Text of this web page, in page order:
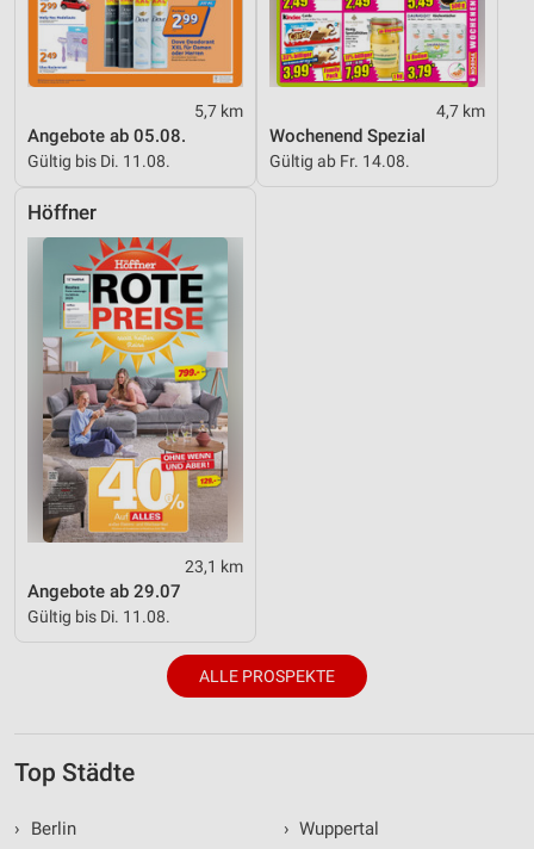
5,7 km
Angebote ab 05.08.
Gültig bis Di. 11.08.
4,7 km
Wochenend Spezial
Gültig ab Fr. 14.08.
Höffner
23,1 km
Angebote ab 29.07
Gültig bis Di. 11.08.
ALLE PROSPEKTE
Top Städte
›
Berlin
› Wuppertal